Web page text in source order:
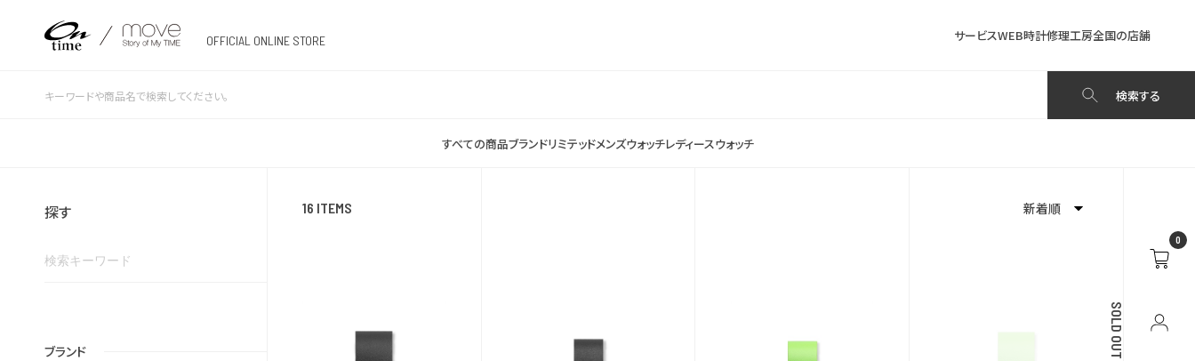
OFFICIAL ONLINE STORE サービスWEB時計修理工房全国の店舗
検索する
すべての商品ブランドリミテッドメンズウォッチレディースウォッチ
0
探す
ブランド
16 ITEMS 新着順
SOLD OUT